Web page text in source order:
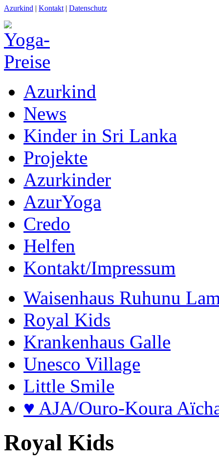
Azurkind | Kontakt | Datenschutz
Azurkind
News
Kinder in Sri Lanka
Projekte
Azurkinder
AzurYoga
Credo
Helfen
Kontakt/Impressum
Waisenhaus Ruhunu
Royal Kids
Krankenhaus Galle
Unesco Village
Little Smile
♥ AJA/Ouro-Koura
Royal Kids